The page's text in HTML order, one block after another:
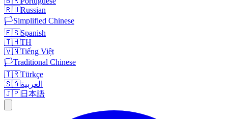
🇷🇺Russian
🏳️Simplified Chinese
🇪🇸Spanish
🇹🇭TH
🇻🇳Tiếng Việt
🏳️Traditional Chinese
🇹🇷Türkçe
🇸🇦العربية
🇯🇵日本語